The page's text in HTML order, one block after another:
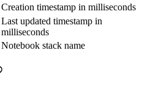
Creation timestamp in milliseconds
Last updated timestamp in
milliseconds
Notebook stack name